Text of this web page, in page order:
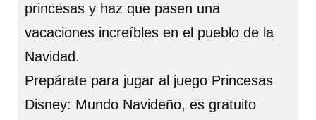
princesas y haz que pasen una
vacaciones increíbles en el pueblo de la
Navidad.
Prepárate para jugar al juego Princesas
Disney: Mundo Navideño, es gratuito